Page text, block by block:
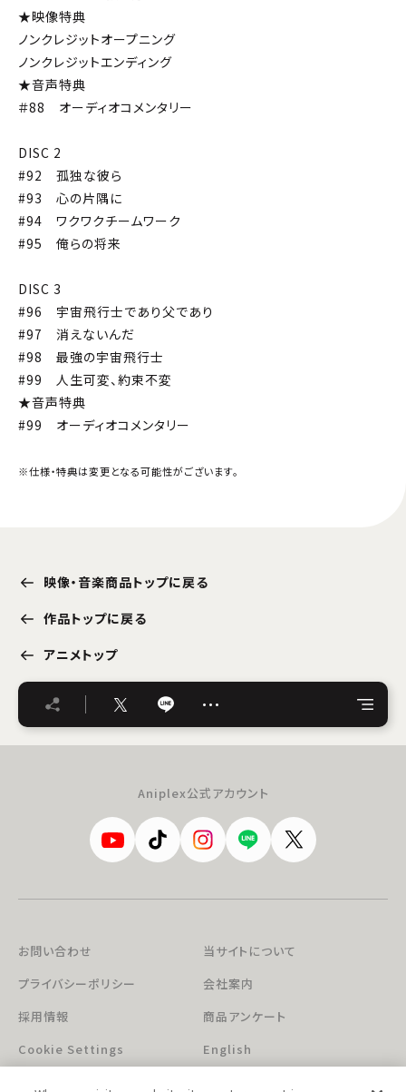
★映像特典
ノンクレジットオープニング
ノンクレジットエンディング
★音声特典
＃88 オーディオコメンタリー
DISC 2
#92 孤独な彼ら
#93 心の片隅に
#94 ワクワクチームワーク
#95 俺らの将来
DISC 3
#96 宇宙飛行士であり父であり
#97 消えないんだ
#98 最強の宇宙飛行士
#99 人生可変、約束不変
★音声特典
#99 オーディオコメンタリー
※仕様・特典は変更となる可能性がございます。
映像・音楽商品トップに戻る
作品トップに戻る
アニメトップ
…
Aniplex公式アカウント
お問い合わせ
当サイトについて
プライバシーポリシー
会社案内
採用情報
商品アンケート
Cookie Settings
English